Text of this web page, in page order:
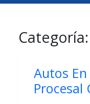
Categoría:
Autos
Procesal